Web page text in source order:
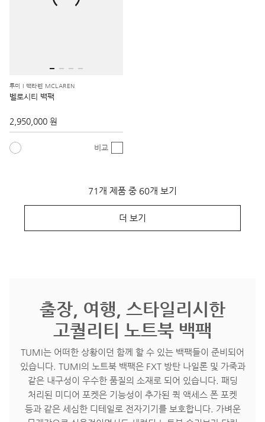
투미 I 맥라렌 MCLAREN
벨로시티 백팩
2,950,000 원
비교
71개 제품 중 60개 보기
더 보기
출장, 여행, 스타일리시한
고퀄리티 노트북 백팩
TUMI는 어떠한 상황이던 함께 할 수 있는 백팩들이 준비되어
있습니다. TUMI의 노트북 백팩은 FXT 방탄 나일론 및 가죽과
같은 내구성이 우수한 품질의 소재로 되어 있습니다. 패딩
처리된 미디어 포켓은 기능성이 추가된 퀵 액세스 폰 포켓
등과 같은 세심한 디테일로 전자기기를 보호합니다. 가벼운